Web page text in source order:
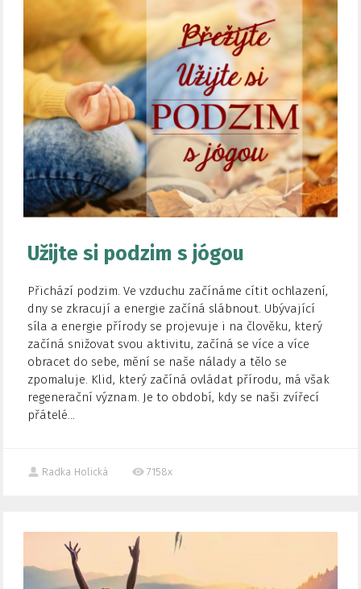
Užijte si podzim s jógou
Přichází podzim. Ve vzduchu začínáme cítit ochlazení,
dny se zkracují a energie začíná slábnout. Ubývající
síla a energie přírody se projevuje i na člověku, který
začíná snižovat svou aktivitu, začíná se více a více
obracet do sebe, mění se naše nálady a tělo se
zpomaluje. Klid, který začíná ovládat přírodu, má však
regenerační význam. Je to období, kdy se naši zvířecí
přátelé...
Radka Holická 7158x